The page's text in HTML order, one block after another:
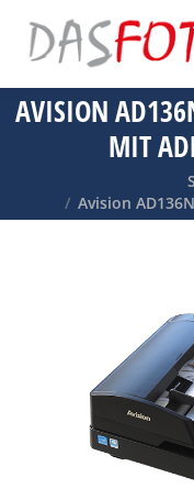
AVISION
MIT
Sie befinden sich
Avision